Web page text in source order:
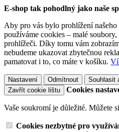
E-shop tak pohodlný jako naše
Aby pro vás bylo prohlížení našeho
používáme cookies – malé
prohlížeči. Díky tomu vám
nebudeme ukazovat zbytečnou
pamatovat i to, co máte v košíku.
Nastavení Odmítnout
Souhlasit
Zavřít cookie lištu
Cookies
Vaše soukromí je důležité. Můžete
Cookies nezbytné pro